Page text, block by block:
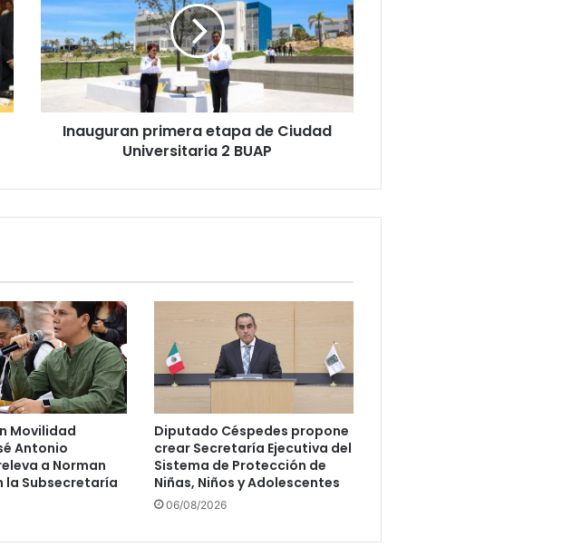
u
g
u
r
n
m
t
a
p
a
d
e
C
i
u
d
a
d
Inauguran primera etapa de Ciudad
Universitaria 2 BUAP
Movilidad
Antonio
a Norman
la Subsecretaría
Diputado Céspedes propone
crear Secretaría Ejecutiva del
Sistema de Protección de
Niñas, Niños y Adolescentes
06/08/2026